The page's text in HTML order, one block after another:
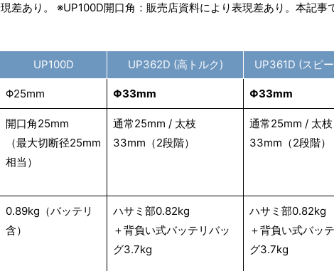
差あり。 ※UP100D開口角：販売店資料により表現差あり。本記事
UP100D UP362D (高トルク) UP361D (スピ
Φ25mm Φ33mm Φ33mm
開口角25mm
（最大切断径25mm
相当）
通常25mm / 太枝
33mm（2段階）
通常25mm / 太枝
33mm（2段階）
0.89kg（バッテリ
含）
ハサミ部0.82kg
＋背負い式バッテリバッ
グ3.7kg
ハサミ部0.82kg
＋背負い式バッ
グ3.7kg